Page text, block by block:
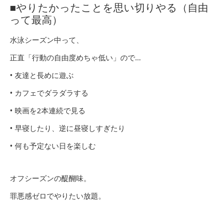
■やりたかったことを思い切りやる（自由
って最高）
水泳シーズン中って、
正直「行動の自由度めちゃ低い」ので…
• 友達と長めに遊ぶ
• カフェでダラダラする
• 映画を2本連続で見る
• 早寝したり、逆に昼寝しすぎたり
• 何も予定ない日を楽しむ
オフシーズンの醍醐味。
罪悪感ゼロでやりたい放題。